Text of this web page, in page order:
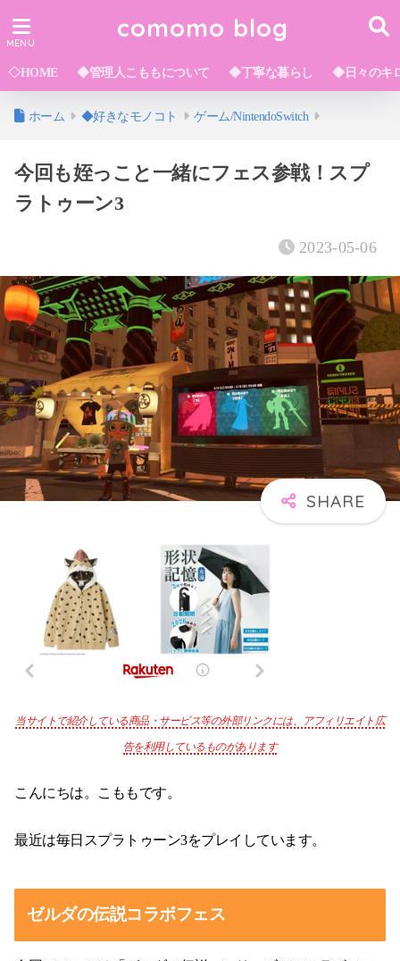
comomo blog
◇HOME ◆管理人こももについて ◆丁寧な暮らし ◆日々のキ
ホーム ◆好きなモノコト ゲーム/NintendoSwitch
今回も姪っこと一緒にフェス参戦！スプ
ラトゥーン3
2023-05-06
当サイトで紹介している商品・サービス等の外部リンクには、アフィリエイト広
告を利用しているものがあります
こんにちは。こももです。
最近は毎日スプラトゥーン3をプレイしています。
ゼルダの伝説コラボフェス